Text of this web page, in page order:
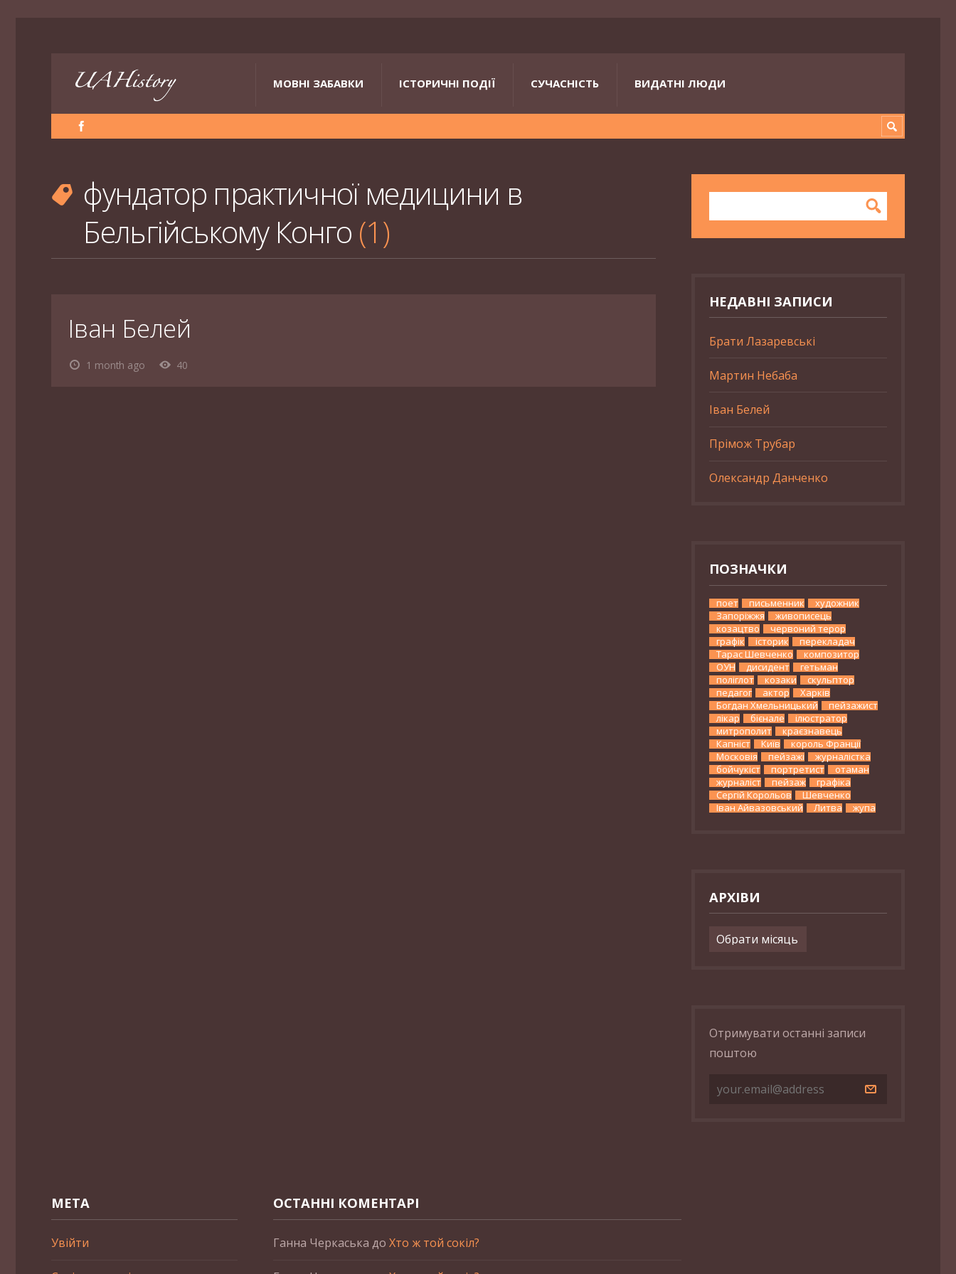
МОВНІ ЗАБАВКИ ІСТОРИЧНІ ПОДІЇ СУЧАСНІСТЬ ВИДАТНІ ЛЮДИ
фундатор практичної медицини в
Бельгійському Конго 1
1 month ago 40
Іван Белей
НЕДАВНІ ЗАПИСИ
Брати Лазаревські
Мартин Небаба
Іван Белей
Прімож Трубар
Олександр Данченко
ПОЗНАЧКИ
поет письменник
художник
Запоріжжя
живописець
козацтво
червоний терор
графік
історик
перекладач
Тарас Шевченко
композитор
ОУН
дисидент
гетьман
поліглот
козаки
скульптор
педагог
актор
Харків
Богдан Хмельницький
пейзажист
лікар
бієнале
ілюстратор
митрополит
краєзнавець
Капніст
Київ
король Франції
Московія
пейзажі
журналістка
бойчукіст
портретист
отаман
журналіст
пейзаж
графіка
Сергій Корольов
Шевченко
Іван Айвазовський
Литва жупа
АРХІВИ
Архіви
Отримувати останні записи
поштою
МЕТА
Увійти
ОСТАННІ КОМЕНТАРІ
Ганна Черкаська до Хто ж той сокіл?